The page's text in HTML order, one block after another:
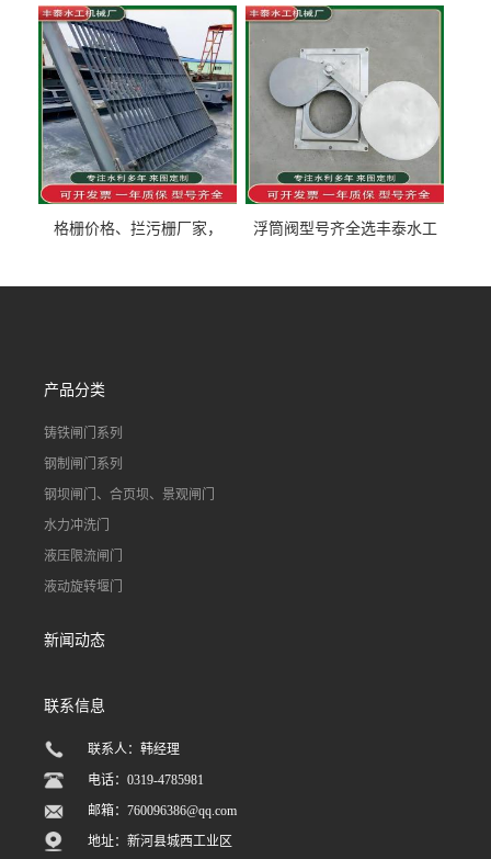
泰制造
型号齐全
格栅价格、拦污栅厂家，
浮筒阀型号齐全选丰泰水工
道水库电站污水处理钢制闸
产品分类
铸铁闸门系列
钢制闸门系列
钢坝闸门、合页坝、景观闸门
水力冲洗门
液压限流闸门
液动旋转堰门
新闻动态
联系信息
联系人：韩经理
电话：0319-4785981
邮箱：760096386@qq.com
地址：新河县城西工业区